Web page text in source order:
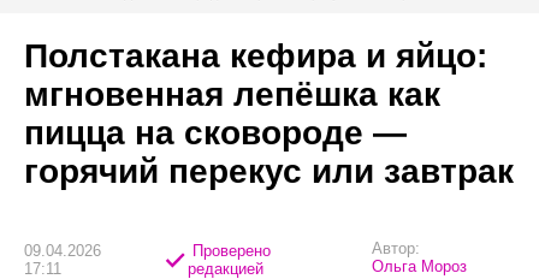
Полстакана кефира и яйцо:
мгновенная лепёшка как
пицца на сковороде —
горячий перекус или завтрак
09.04.2026
17:11
Проверено
редакцией
Автор:
Ольга Мороз